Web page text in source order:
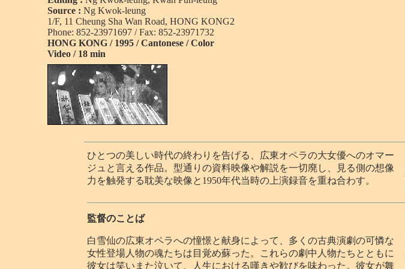
Source : Ng Kwok-leung
1/F, 11 Cheung Sha Wan Road, HONG KONG2
Phone: 852-23971697 / Fax: 852-23971732
HONG KONG / 1995 / Cantonese / Color
Video / 18 min
ひとつの美しい時代の終わりを告げる、広東オペラの大女優へのオマー
ジュと言える作品。型通りの資料映像や解説を一切廃し、見る側の想像
力を触発する耽美な映像と1950年代当時の上演録音を重ね合わす。
監督のことば
白雪仙の広東オペラへの憧憬と献身によって、多くの古典演劇の可憐な
女性登場人物の魂たちは目覚め蘇った。これらの劇中人物たちとともに
彼女は笑いまた泣いて、人生における嘆きや歓びを味わった。彼女が舞